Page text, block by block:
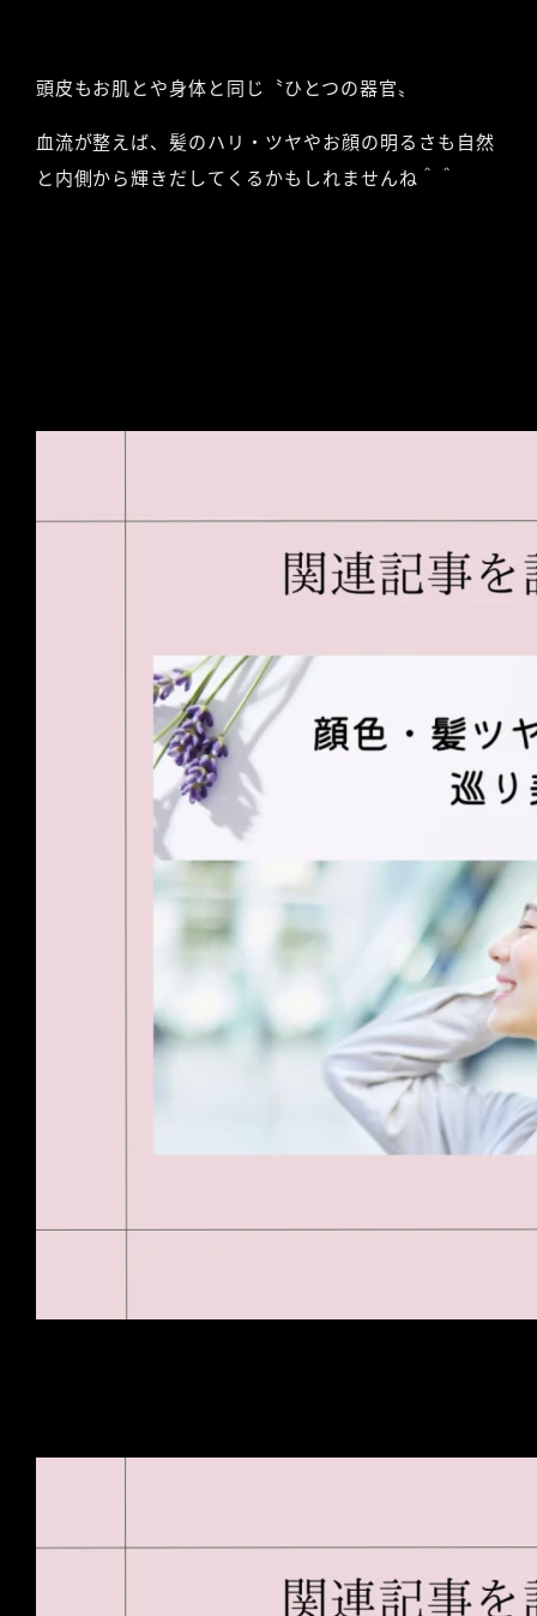
頭皮もお肌とや身体と同じ〝ひとつの器官〟
血流が整えば、髪のハリ・ツヤやお顔の明るさも自然
と内側から輝きだしてくるかもしれませんね＾＾